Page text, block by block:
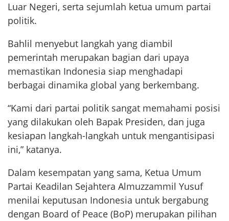
Luar Negeri, serta sejumlah ketua umum partai
politik.
Bahlil menyebut langkah yang diambil
pemerintah merupakan bagian dari upaya
memastikan Indonesia siap menghadapi
berbagai dinamika global yang berkembang.
“Kami dari partai politik sangat memahami posisi
yang dilakukan oleh Bapak Presiden, dan juga
kesiapan langkah-langkah untuk mengantisipasi
ini,” katanya.
Dalam kesempatan yang sama, Ketua Umum
Partai Keadilan Sejahtera Almuzzammil Yusuf
menilai keputusan Indonesia untuk bergabung
dengan Board of Peace (BoP) merupakan pilihan